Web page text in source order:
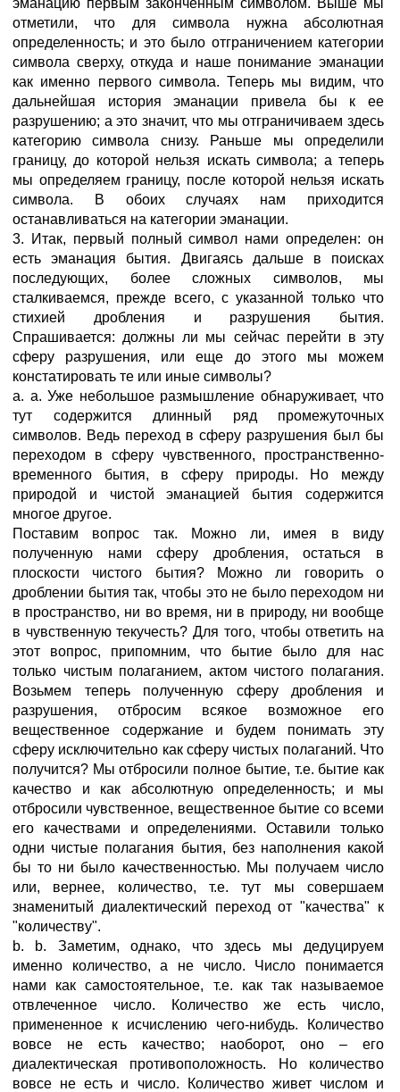
эманацию первым законченным символом. Выше мы
отметили, что для символа нужна абсолютная
определенность; и это было отграничением категории
символа сверху, откуда и наше понимание эманации
как именно первого символа. Теперь мы видим, что
дальнейшая история эманации привела бы к ее
разрушению; а это значит, что мы отграничиваем здесь
категорию символа снизу. Раньше мы определили
границу, до которой нельзя искать символа; а теперь
мы определяем границу, после которой нельзя искать
символа. В обоих случаях нам приходится
останавливаться на категории эманации.
3. Итак, первый полный символ нами определен: он
есть эманация бытия. Двигаясь дальше в поисках
последующих, более сложных символов, мы
сталкиваемся, прежде всего, с указанной только что
стихией дробления и разрушения бытия.
Спрашивается: должны ли мы сейчас перейти в эту
сферу разрушения, или еще до этого мы можем
констатировать те или иные символы?
a. a. Уже небольшое размышление обнаруживает, что
тут содержится длинный ряд промежуточных
символов. Ведь переход в сферу разрушения был бы
переходом в сферу чувственного, пространственно-
временного бытия, в сферу природы. Но между
природой и чистой эманацией бытия содержится
многое другое.
Поставим вопрос так. Можно ли, имея в виду
полученную нами сферу дробления, остаться в
плоскости чистого бытия? Можно ли говорить о
дроблении бытия так, чтобы это не было переходом ни
в пространство, ни во время, ни в природу, ни вообще
в чувственную текучесть? Для того, чтобы ответить на
этот вопрос, припомним, что бытие было для нас
только чистым полаганием, актом чистого полагания.
Возьмем теперь полученную сферу дробления и
разрушения, отбросим всякое возможное его
вещественное содержание и будем понимать эту
сферу исключительно как сферу чистых полаганий. Что
получится? Мы отбросили полное бытие, т.е. бытие как
качество и как абсолютную определенность; и мы
отбросили чувственное, вещественное бытие со всеми
его качествами и определениями. Оставили только
одни чистые полагания бытия, без наполнения какой
бы то ни было качественностью. Мы получаем число
или, вернее, количество, т.е. тут мы совершаем
знаменитый диалектический переход от "качества" к
"количеству".
b. b. Заметим, однако, что здесь мы дедуцируем
именно количество, а не число. Число понимается
нами как самостоятельное, т.е. как так называемое
отвлеченное число. Количество же есть число,
примененное к исчислению чего-нибудь. Количество
вовсе не есть качество; наоборот, оно – его
диалектическая противоположность. Но количество
вовсе не есть и число. Количество живет числом и